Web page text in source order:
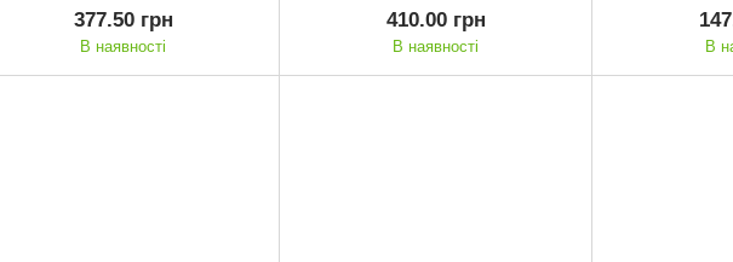
377.50 грн
В наявності
410.00 грн
В наявності В